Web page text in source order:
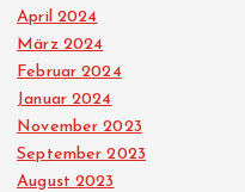
April 2024
März 2024
Februar 2024
Januar 2024
November 2023
September 2023
August 2023